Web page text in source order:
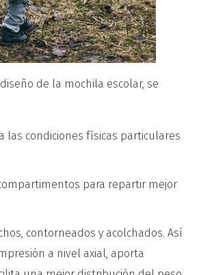
de la mochila escolar, se
las condiciones físicas particulares
para repartir mejor
contorneados y acolchados. Así
a nivel axial, aporta